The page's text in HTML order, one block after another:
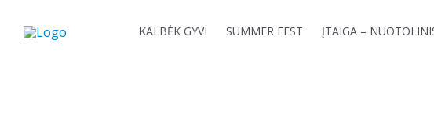
KALBĖK GYVI SUMMER FEST ĮTAIGA –